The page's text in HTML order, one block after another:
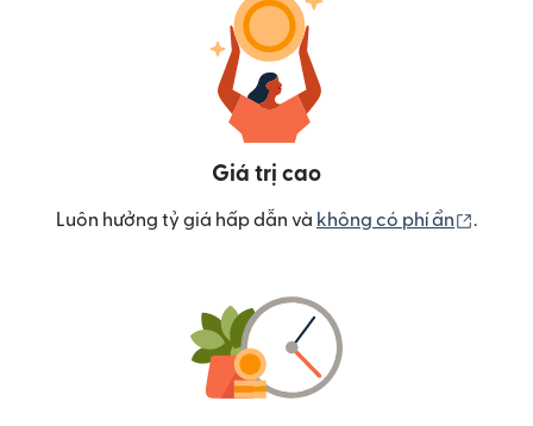
Giá trị cao
Luôn hưởng tỷ giá hấp dẫn và không có phí ẩn .